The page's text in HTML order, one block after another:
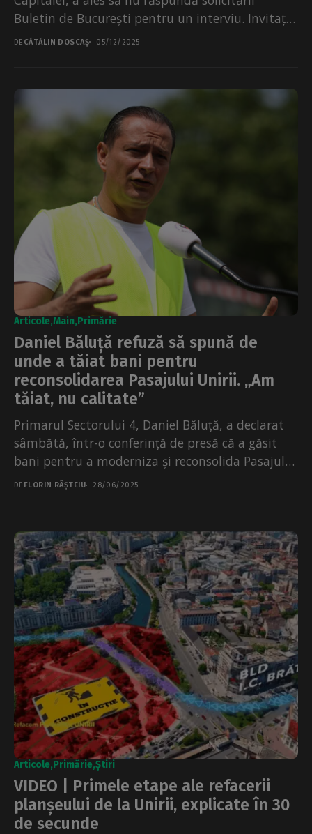
Buletin de București pentru un interviu. Invitația
a fost transmisă...
DE CĂTĂLIN DOSCAȘ 05/12/2025
Articole Main Primărie
Daniel Băluță refuză să spună de
unde a tăiat bani pentru
reconsolidarea Pasajului Unirii. „Am
tăiat, nu calitate”
Primarul Sectorului 4, Daniel Băluță, a declarat
sâmbătă, într-o conferință de presă că a găsit
bani pentru a moderniza și reconsolida Pasajul
Unirii....
DE FLORIN RÂȘTEIU 28/06/2025
Articole Primărie Știri
VIDEO | Primele etape ale refacerii
planșeului de la Unirii, explicate în 30
de secunde